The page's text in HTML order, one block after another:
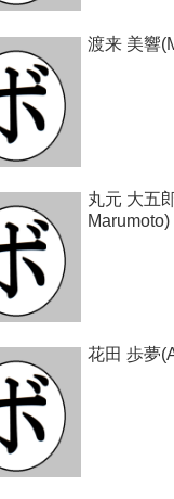
渡来 美響
丸元 大五
Marumoto)
花田 歩夢